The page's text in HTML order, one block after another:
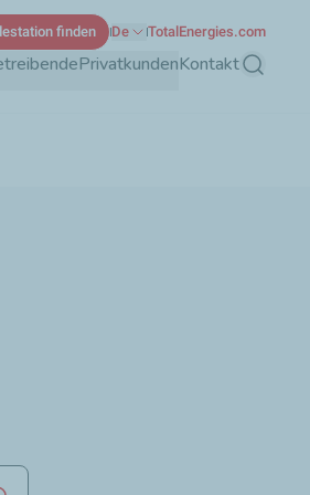
PrivatkundenKontaktSuche
finden De TotalEnergies.com